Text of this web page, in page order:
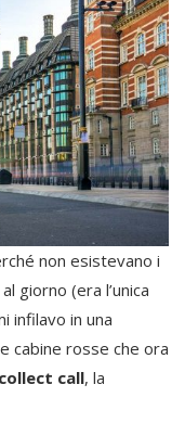
non esistevano i
giorno (era l’unica
infilavo in una
cabine rosse che ora
collect call, la